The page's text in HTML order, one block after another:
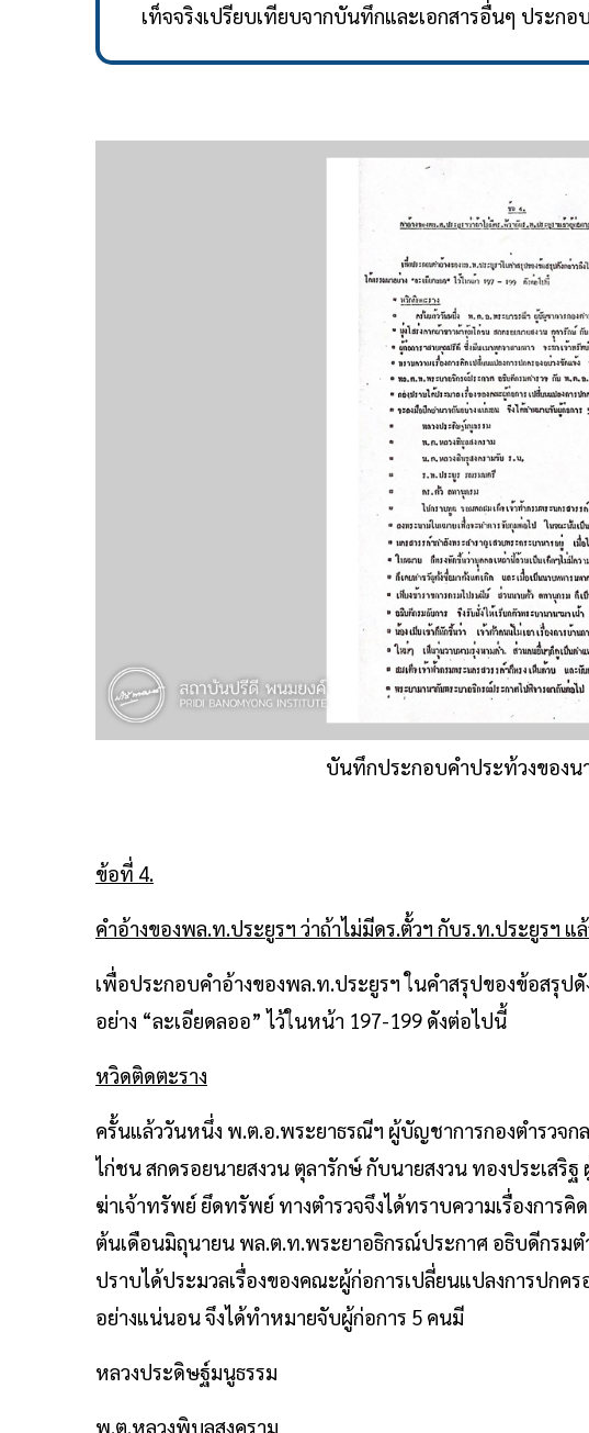
เท็จจริงเปรียบเทียบจากบันทึกและเอกสารอื่นๆ ประก
บันทึกประกอบคำประท้วงของน
ข้อที่ 4.
คำอ้างของพล.ท.ประยูรฯ ว่าถ้าไม่มีดร.ตั้วฯ กับร.ท.ประยูรฯ
เพื่อประกอบคำอ้างของพล.ท.ประยูรฯ ในคำสรุปของข้อสรุป
อย่าง “ละเอียดลออ” ไว้ในหน้า 197-199 ดังต่อไปนี้
หวิดติดตะราง
ครั้นแล้ววันหนึ่ง พ.ต.อ.พระยาธรณีฯ ผู้บัญชาการกองตำรวจก
ไก่ชน สกดรอยนายสงวน ตุลารักษ์ กับนายสงวน ทองประเสริ
ฆ่าเจ้าทรัพย์ ยึดทรัพย์ ทางตำรวจจึงได้ทราบความเรื่องการ
ต้นเดือนมิถุนายน พล.ต.ท.พระยาอธิกรณ์ประกาศ อธิบดีกรม
ปราบได้ประมวลเรื่องของคณะผู้ก่อการเปลี่ยนแปลงการปกค
อย่างแน่นอน จึงได้ทำหมายจับผู้ก่อการ 5 คนมี
หลวงประดิษฐ์มนูธรรม
พ.ต.หลวงพิบูลสงคราม